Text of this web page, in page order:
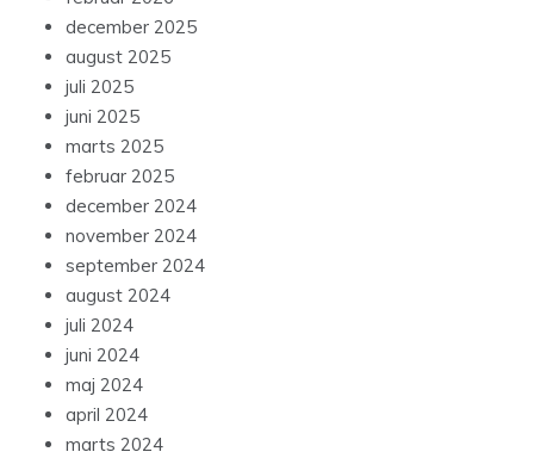
december 2025
august 2025
juli 2025
juni 2025
marts 2025
februar 2025
december 2024
november 2024
september 2024
august 2024
juli 2024
juni 2024
maj 2024
april 2024
marts 2024